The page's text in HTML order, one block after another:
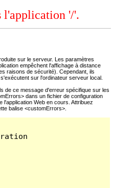
l'application '/'.
sur le serveur. Les paramètres
empêchent l'affichage à distance
raisons de sécurité). Cependant, ils
sur l'ordinateur serveur local.
de ce message d'erreur spécifique sur les
dans un fichier de configuration
l'application Web en cours. Attribuez
balise <customErrors>.